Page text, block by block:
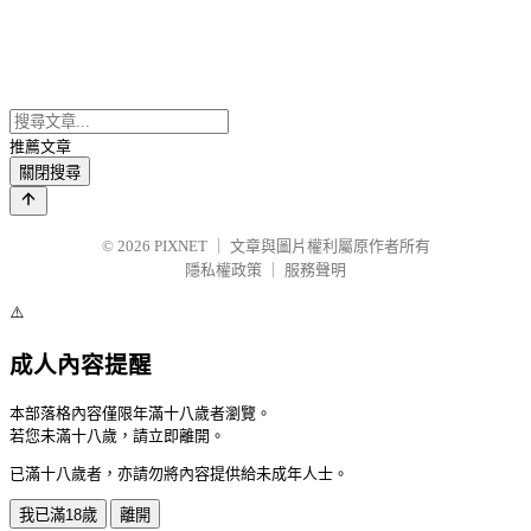
推薦文章
關閉搜尋
© 2026 PIXNET
文章與圖片權利屬原作者所有
隱私權政策
服務聲明
⚠️
成人內容提醒
本部落格內容僅限年滿十八歲者瀏覽。
若您未滿十八歲，請立即離開。
已滿十八歲者，亦請勿將內容提供給未成年人士。
我已滿18歲 離開